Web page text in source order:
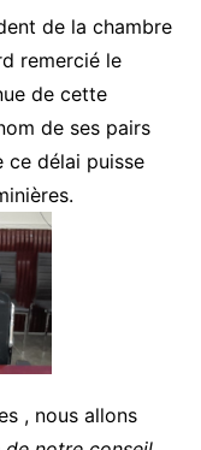
de la chambre
remercié le
de cette
de ses pairs
délai puisse
, nous allons